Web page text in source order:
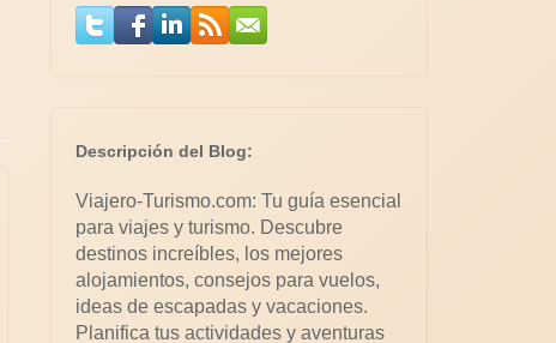
Descripción del Blog:
Viajero-Turismo.com: Tu guía esencial
para viajes y turismo. Descubre
destinos increíbles, los mejores
alojamientos, consejos para vuelos,
ideas de escapadas y vacaciones.
Planifica tus actividades y aventuras